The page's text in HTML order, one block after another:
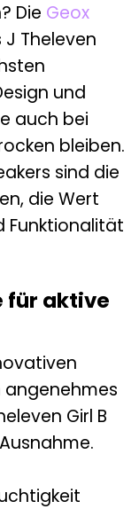
Die Geox
Theleven
und
auch bei
bleiben.
sind die
die Wert
Funktionalität
für aktive
angenehmes
Girl B